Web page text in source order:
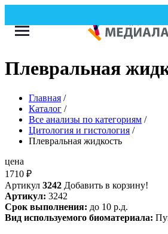
Плевральная
Главная /
Каталог /
Все анализы по категориям /
Цитология и гистология /
Плевральная жидкость
цена
1710 ₽
Артикул 3242 Добавить в корзину!
Артикул: 3242
Срок выполнения: до 10 р.д.
Вид используемого биоматериала: